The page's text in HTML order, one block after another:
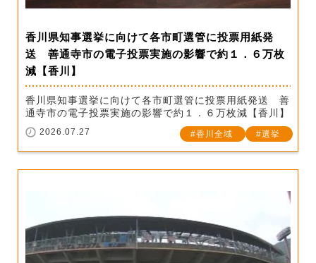
香川県知事選挙に向けて各市町選管に投票用紙発
送 善通寺市の電子投票実施の影響で約１．６万枚
減【香川】
香川県知事選挙に向けて各市町選管に投票用紙発送 善
通寺市の電子投票実施の影響で約１．６万枚減【香川】
2026.07.27 香川全域 選挙